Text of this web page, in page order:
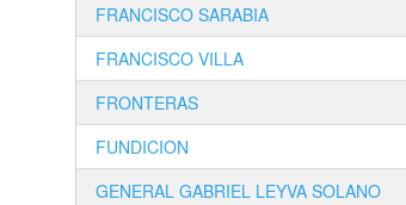
FRANCISCO SARABIA
FRANCISCO VILLA
FRONTERAS
FUNDICION
GENERAL GABRIEL LEYVA SOLANO